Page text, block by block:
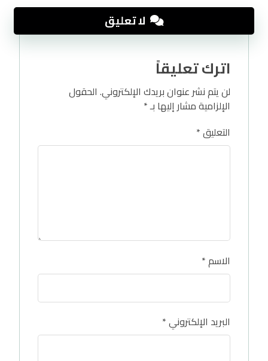
لا تعليق
اترك تعليقاً
لن يتم نشر عنوان بريدك الإلكتروني. الحقول
الإلزامية مشار إليها بـ*
التعليق*
الاسم*
البريد الإلكتروني*